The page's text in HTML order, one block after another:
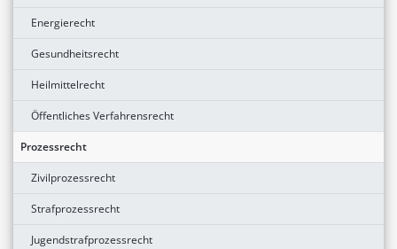
Energierecht
Gesundheitsrecht
Heilmittelrecht
Öffentliches Verfahrensrecht
Prozessrecht
Zivilprozessrecht
Strafprozessrecht
Jugendstrafprozessrecht